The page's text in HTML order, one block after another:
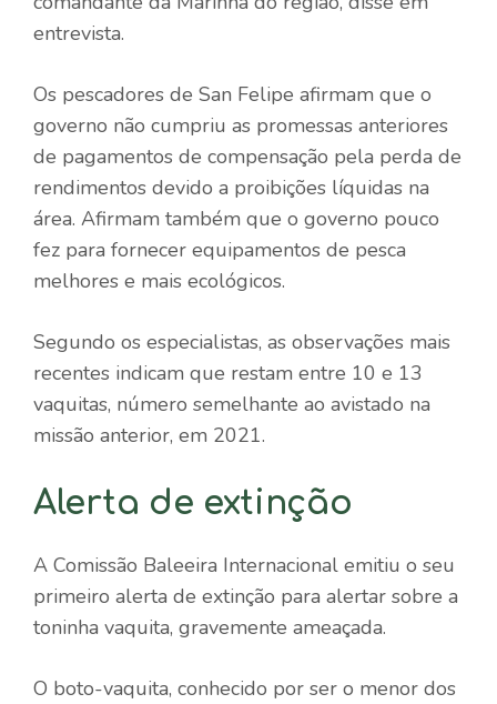
entrevista.
Os pescadores de San Felipe afirmam que o
governo não cumpriu as promessas anteriores
de pagamentos de compensação pela perda de
rendimentos devido a proibições líquidas na
área. Afirmam também que o governo pouco
fez para fornecer equipamentos de pesca
melhores e mais ecológicos.
Segundo os especialistas, as observações mais
recentes indicam que restam entre 10 e 13
vaquitas, número semelhante ao avistado na
missão anterior, em 2021.
Alerta de extinção
A Comissão Baleeira Internacional emitiu o seu
primeiro alerta de extinção para alertar sobre a
toninha vaquita, gravemente ameaçada.
O boto-vaquita, conhecido por ser o menor dos